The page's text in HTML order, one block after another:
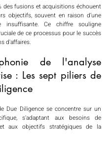
des fusions et acquisitions échouent
objectifs, souvent en raison d’une
insuffisante. Ce chiffre souligne
de ce processus pour le succès
d'affaires.
de l'analyse
: Les sept piliers de
Due Diligence se concentre sur un
s'adaptant aux besoins de
aux objectifs stratégiques de la